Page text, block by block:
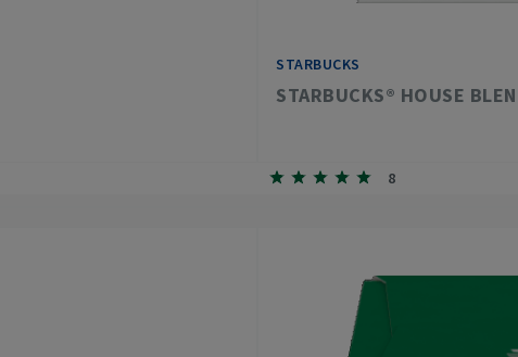
STARBUCKS
STARBUCKS® HOUSE
8